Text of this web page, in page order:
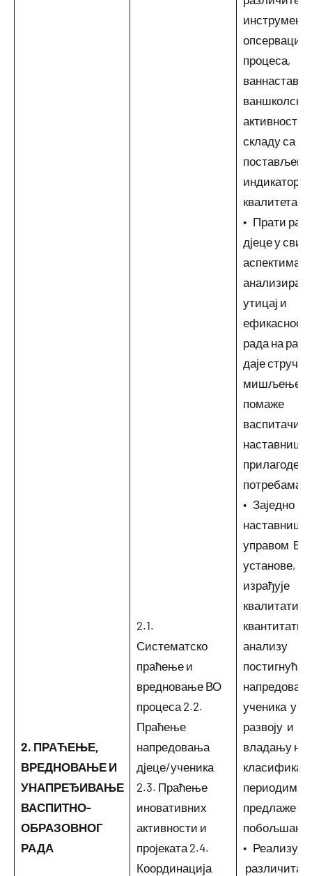
2. ПРАЋЕЊЕ,
ВРЕДНОВАЊЕ И
УНАПРЕЂИВАЊЕ
ВАСПИТНО-
ОБРАЗОВНОГ
РАДА
2.1.
Систематско
праћење и
вредновање ВО
процеса 2.2.
Праћење
напредовања
дјеце/ученика
2.3. Праћење
иновативних
активности и
пројеката 2.4.
Координација
процеса,
активности,
складу са
квалитета.
• Прати
дјеце у свим
аспектима,
утицај и
ефикасност
рада на
даје стручно
мишљење и
помаже
прилагоде
потребама
• Заједно
управом ВО
установе,
израђује
анализу
постигнућа
ученика у
развоју и
владању на
периодима,
предлаже
• Реализује
различита